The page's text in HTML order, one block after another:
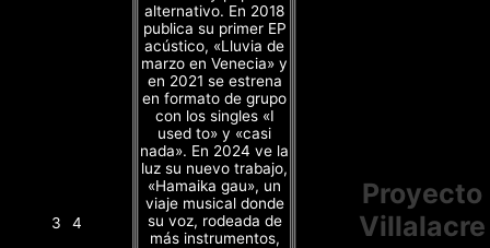
3 4
alternativo. En 2018
publica su primer EP
acústico, «Lluvia de
marzo en Venecia» y
en 2021 se estrena
en formato de grupo
con los singles «I
used to» y «casi
nada». En 2024 ve la
luz su nuevo trabajo,
«Hamaika gau», un
viaje musical donde
su voz, rodeada de
más instrumentos,
Proyecto
Villalacre